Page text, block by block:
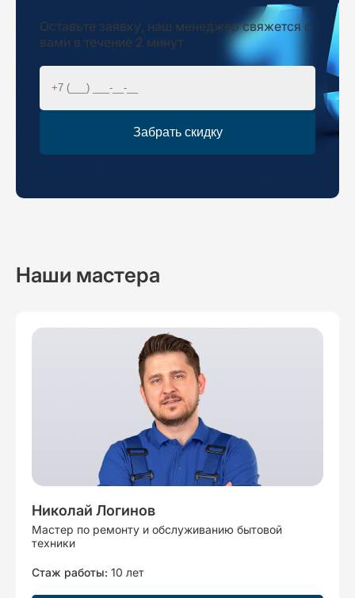
Оставьте заявку, наш менеджер свяжется с
вами в течение 2 минут
Забрать скидку
Наши мастера
Николай Логинов
Мастер по ремонту и обслуживанию бытовой
техники
Стаж работы: 10 лет